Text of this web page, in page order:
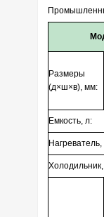
Размеры
(д×ш×в), мм:
Емкость, л: